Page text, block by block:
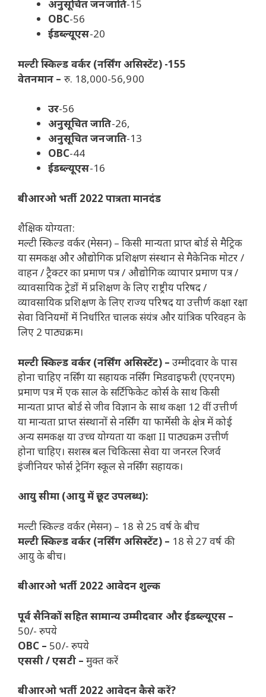
अनुसूचित जनजाति-15
OBC-56
ईडब्ल्यूएस-20
मल्टी स्किल्ड वर्कर (नर्सिंग असिस्टेंट) -155
वेतनमान – रु. 18,000-56,900
उर-56
अनुसूचित जाति-26,
अनुसूचित जनजाति-13
OBC-44
ईडब्ल्यूएस-16
बीआरओ भर्ती 2022 पात्रता मानदंड
शैक्षिक योग्यता:
मल्टी स्किल्ड वर्कर (मेसन) – किसी मान्यता प्राप्त बोर्ड से मैट्रिक
या समकक्ष और औद्योगिक प्रशिक्षण संस्थान से मैकेनिक मोटर /
वाहन / ट्रैक्टर का प्रमाण पत्र / औद्योगिक व्यापार प्रमाण पत्र /
व्यावसायिक ट्रेडों में प्रशिक्षण के लिए राष्ट्रीय परिषद /
व्यावसायिक प्रशिक्षण के लिए राज्य परिषद या उत्तीर्ण कक्षा रक्षा
सेवा विनियमों में निर्धारित चालक संयंत्र और यांत्रिक परिवहन के
लिए 2 पाठ्यक्रम।
मल्टी स्किल्ड वर्कर (नर्सिंग असिस्टेंट) – उम्मीदवार के पास
होना चाहिए नर्सिंग या सहायक नर्सिंग मिडवाइफरी (एएनएम)
प्रमाण पत्र में एक साल के सर्टिफिकेट कोर्स के साथ किसी
मान्यता प्राप्त बोर्ड से जीव विज्ञान के साथ कक्षा 12 वीं उत्तीर्ण
या मान्यता प्राप्त संस्थानों से नर्सिंग या फार्मेसी के क्षेत्र में कोई
अन्य समकक्ष या उच्च योग्यता या कक्षा II पाठ्यक्रम उत्तीर्ण
होना चाहिए। सशस्त्र बल चिकित्सा सेवा या जनरल रिजर्व
इंजीनियर फोर्स ट्रेनिंग स्कूल से नर्सिंग सहायक।
आयु सीमा (आयु में छूट उपलब्ध):
मल्टी स्किल्ड वर्कर (मेसन) – 18 से 25 वर्ष के बीच
मल्टी स्किल्ड वर्कर (नर्सिंग असिस्टेंट) – 18 से 27 वर्ष की
आयु के बीच।
बीआरओ भर्ती 2022 आवेदन शुल्क
पूर्व सैनिकों सहित सामान्य उम्मीदवार और ईडब्ल्यूएस –
50/- रुपये
OBC – 50/- रुपये
एससी / एसटी – मुक्त करें
बीआरओ भर्ती 2022 आवेदन कैसे करें?